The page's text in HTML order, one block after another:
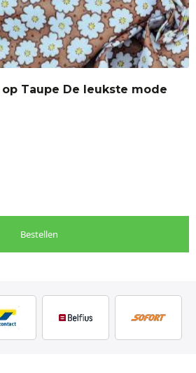
Taupe De leukste mode
Bestellen